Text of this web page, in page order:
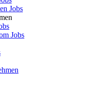
Jobs
Jobs